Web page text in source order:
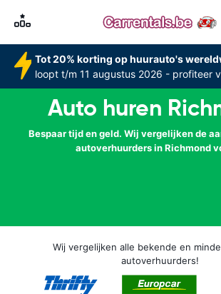
Tot 20% korting op huurauto's
loopt t/m 11 augustus 2026 - profiteer
Auto huren
Bespaar tijd en geld. Wij vergelijken de
autoverhuurders in Richmond
Wij vergelijken alle bekende en
autoverhuurders!